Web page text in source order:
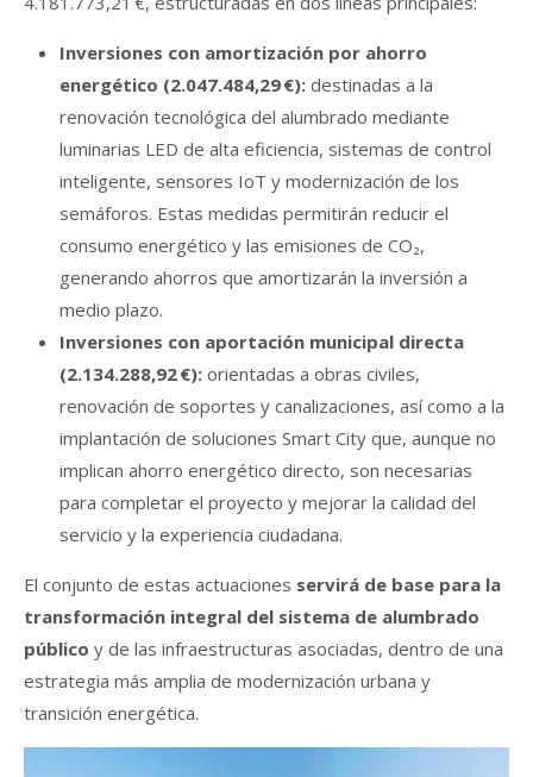
Inversiones con amortización por ahorro
energético (2.047.484,29 €): destinadas a la
renovación tecnológica del alumbrado mediante
luminarias LED de alta eficiencia, sistemas de control
inteligente, sensores IoT y modernización de los
semáforos. Estas medidas permitirán reducir el
consumo energético y las emisiones de CO₂,
generando ahorros que amortizarán la inversión a
medio plazo.
Inversiones con aportación municipal directa
(2.134.288,92 €): orientadas a obras civiles,
renovación de soportes y canalizaciones, así como a la
implantación de soluciones Smart City que, aunque no
implican ahorro energético directo, son necesarias
para completar el proyecto y mejorar la calidad del
servicio y la experiencia ciudadana.
El conjunto de estas actuaciones servirá de base para la
transformación integral del sistema de alumbrado
público y de las infraestructuras asociadas, dentro de una
estrategia más amplia de modernización urbana y
transición energética.